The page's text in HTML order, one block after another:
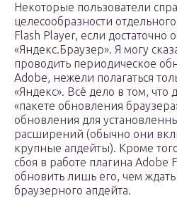
Некоторые пользователи
целесообразности
Flash Player, если достаточно
«Яндекс.Браузер». Я могу
проводить периодическое
Adobe, нежели полагаться
«Яндекс». Всё дело в том, что
«пакете обновления
обновления для
расширений (обычно они
крупные апдейты). Кроме
сбоя в работе плагина Adobe
обновить лишь его, чем
браузерного апдейта.